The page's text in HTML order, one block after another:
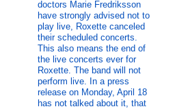
doctors Marie Fredriksson
have strongly advised not to
play live, Roxette canceled
their scheduled concerts.
This also means the end of
the live concerts ever for
Roxette. The band will not
perform live. In a press
release on Monday, April 18
has not talked about it, that